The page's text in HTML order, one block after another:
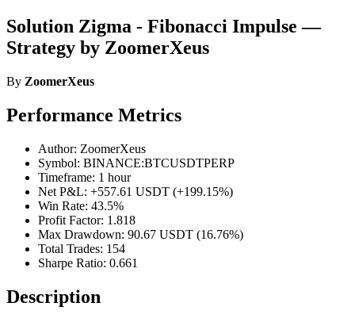
Solution Zigma - Fibonacci Impulse —
Strategy by ZoomerXeus
By ZoomerXeus
Performance Metrics
Author: ZoomerXeus
Symbol: BINANCE:BTCUSDTPERP
Timeframe: 1 hour
Net P&L: +557.61 USDT (+199.15%)
Win Rate: 43.5%
Profit Factor: 1.818
Max Drawdown: 90.67 USDT (16.76%)
Total Trades: 154
Sharpe Ratio: 0.661
Description